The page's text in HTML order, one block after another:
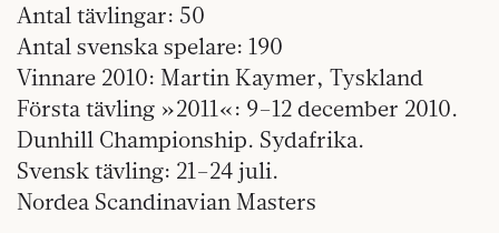
Antal tävlingar: 50
Antal svenska spelare: 190
Vinnare 2010: Martin Kaymer, Tyskland
Första tävling »2011«: 9–12 december 2010.
Dunhill Championship. Sydafrika.
Svensk tävling: 21–24 juli. ­
Nordea Scandinavian Masters